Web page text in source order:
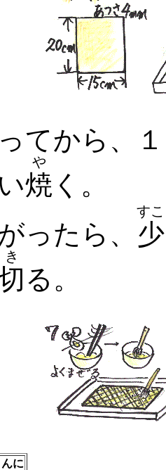
てから、
焼
や
く。
ったら、 少
すこ
き
る。
に